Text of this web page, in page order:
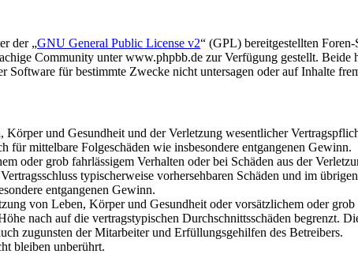
der „GNU General Public License v2“ (GPL) bereitgestellten
Community unter www.phpbb.de zur Verfügung gestellt.
Software für bestimmte Zwecke nicht untersagen oder auf Inhalte
und Gesundheit und der Verletzung wesentlicher
für mittelbare Folgeschäden wie insbesondere entgangenen Gewinn.
oder grob fahrlässigem Verhalten oder bei Schäden aus der
typischerweise vorhersehbaren Schäden und im
entgangenen Gewinn.
von Leben, Körper und Gesundheit oder vorsätzlichem oder
nach auf die vertragstypischen Durchschnittsschäden begrenzt.
zugunsten der Mitarbeiter und Erfüllungsgehilfen des Betreibers.
bleiben unberührt.